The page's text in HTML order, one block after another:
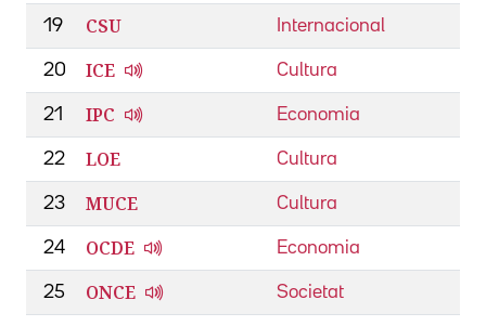
19 CSU Internacional
20 ICE Cultura
21 IPC Economia
22 LOE Cultura
23 MUCE Cultura
24 OCDE Economia
25 ONCE Societat